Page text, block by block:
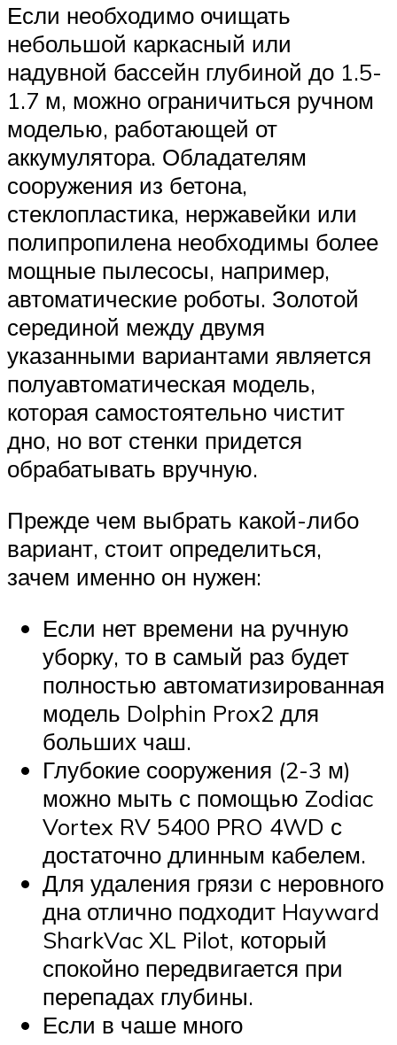
Если необходимо очищать
небольшой каркасный или
надувной бассейн глубиной до 1.5-
1.7 м, можно ограничиться ручном
моделью, работающей от
аккумулятора. Обладателям
сооружения из бетона,
стеклопластика, нержавейки или
полипропилена необходимы более
мощные пылесосы, например,
автоматические роботы. Золотой
серединой между двумя
указанными вариантами является
полуавтоматическая модель,
которая самостоятельно чистит
дно, но вот стенки придется
обрабатывать вручную.
Прежде чем выбрать какой-либо
вариант, стоит определиться,
зачем именно он нужен:
Если нет времени на ручную
уборку, то в самый раз будет
полностью автоматизированная
модель Dolphin Prox2 для
больших чаш.
Глубокие сооружения (2-3 м)
можно мыть с помощью Zodiac
Vortex RV 5400 PRO 4WD с
достаточно длинным кабелем.
Для удаления грязи с неровного
дна отлично подходит Hayward
SharkVac XL Pilot, который
спокойно передвигается при
перепадах глубины.
Если в чаше много